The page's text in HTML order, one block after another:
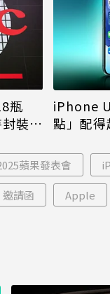
瓶
裝晶
iPhone
點」配
蘋果發表會
邀請函 Apple